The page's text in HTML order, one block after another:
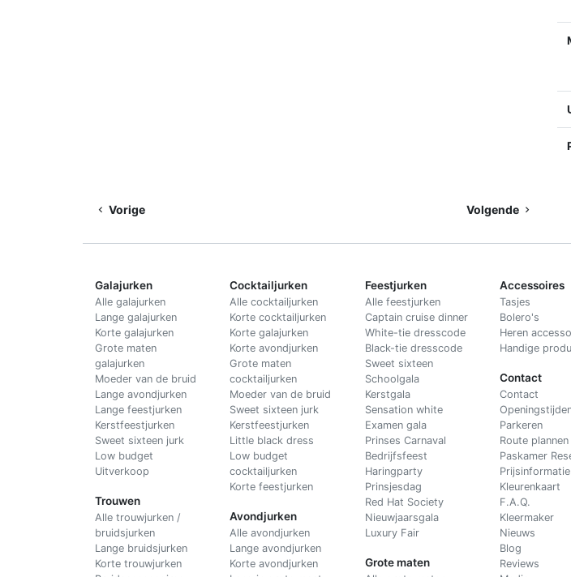
Vorige Volgende
Galajurken
Alle galajurken
Lange galajurken
Korte galajurken
Grote maten
galajurken
Moeder van de bruid
Lange avondjurken
Lange feestjurken
Kerstfeestjurken
Sweet sixteen jurk
Low budget
Uitverkoop
Trouwen
Alle trouwjurken /
bruidsjurken
Lange bruidsjurken
Korte trouwjurken
Cocktailjurken
Alle cocktailjurken
Korte cocktailjurken
Korte galajurken
Korte avondjurken
Grote maten
cocktailjurken
Moeder van de bruid
Sweet sixteen jurk
Kerstfeestjurken
Little black dress
Low budget
cocktailjurken
Korte feestjurken
Avondjurken
Alle avondjurken
Lange avondjurken
Korte avondjurken
Feestjurken
Alle feestjurken
Captain cruise dinner
White-tie dresscode
Black-tie dresscode
Sweet sixteen
Schoolgala
Kerstgala
Sensation white
Examen gala
Prinses Carnaval
Bedrijfsfeest
Haringparty
Prinsjesdag
Red Hat Society
Nieuwjaarsgala
Luxury Fair
Grote maten
Accessoires
Tasjes
Bolero's
Heren
Handige
Contact
Contact
Parkeren
Route plannen
Paskamer
Prijsinformatie
Kleurenkaart
F.A.Q.
Kleermaker
Nieuws
Blog
Reviews